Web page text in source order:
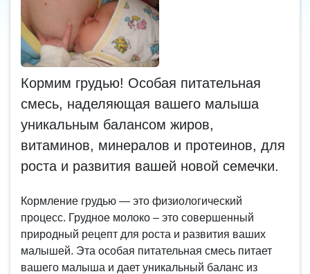
Кормим грудью! Особая питательная
смесь, наделяющая вашего малыша
уникальным балансом жиров,
витаминов, минералов и протеинов, для
роста и развития вашей новой семечки.
Кормление грудью — это физиологический
процесс. Грудное молоко – это совершенный
природный рецепт для роста и развития ваших
малышей. Эта особая питательная смесь питает
вашего малыша и дает уникальный баланс из